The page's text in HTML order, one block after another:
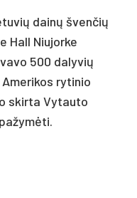
dainų švenčių
Hall Niujorke
500 dalyvių
rytinio
skirta Vytauto